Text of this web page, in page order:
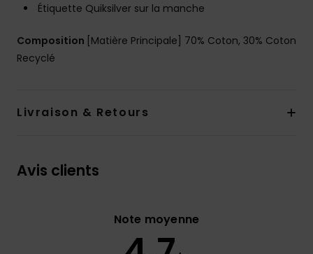
Étiquette Quiksilver sur la manche
Composition [Matière Principale] 70% Coton, 30% Coton
Recyclé
Livraison & Retours
Avis clients
Note moyenne